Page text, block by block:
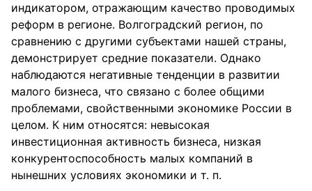
индикатором, отражающим качество проводимых
реформ в регионе. Волгоградский регион, по
сравнению с другими субъектами нашей страны,
демонстрирует средние показатели. Однако
наблюдаются негативные тенденции в развитии
малого бизнеса, что связано с более общими
проблемами, свойственными экономике России в
целом. К ним относятся: невысокая
инвестиционная активность бизнеса, низкая
конкурентоспособность малых компаний в
нынешних условиях экономики и т. п.